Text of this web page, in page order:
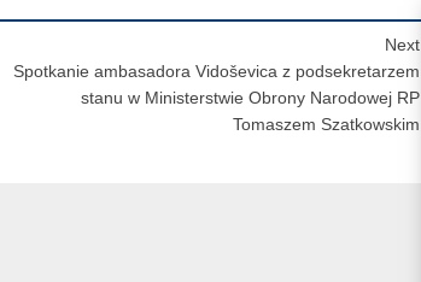
Next
Spotkanie ambasadora Vidoševica z podsekretarzem
stanu w Ministerstwie Obrony Narodowej RP
Tomaszem Szatkowskim